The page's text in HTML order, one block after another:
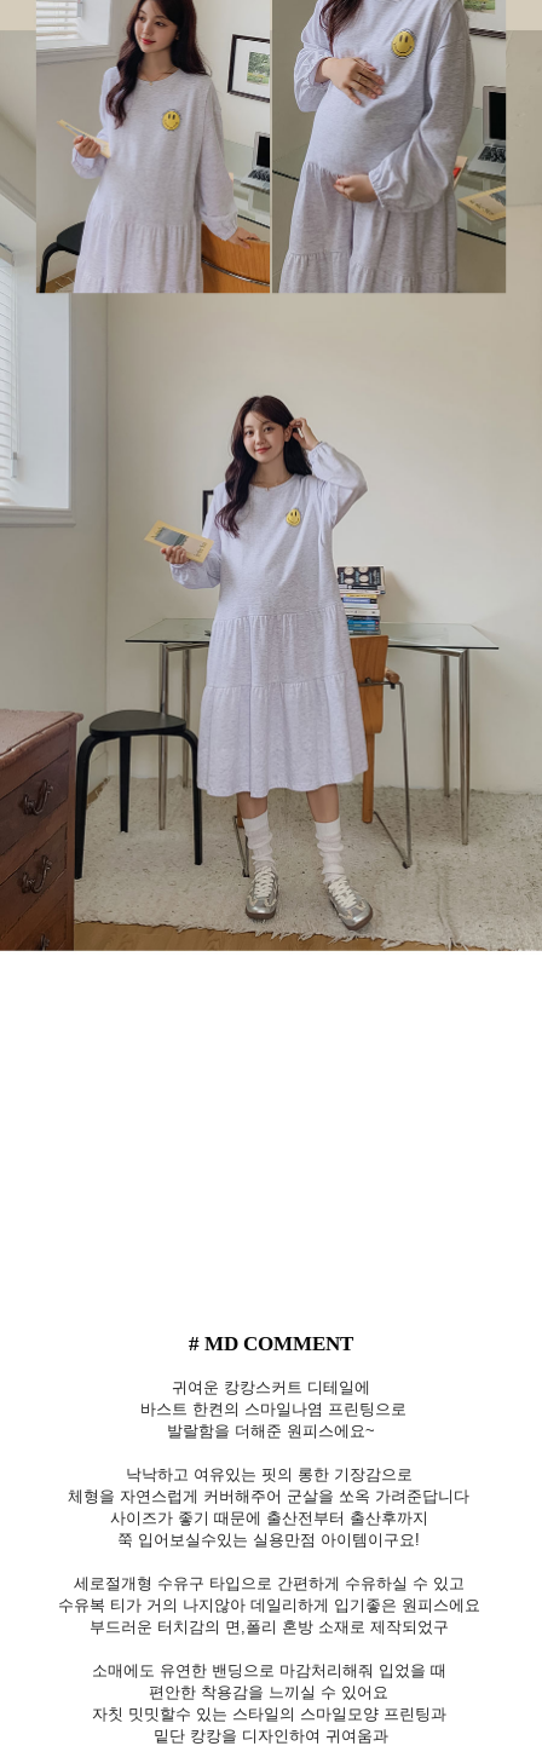
# MD COMMENT
귀여운 캉캉스커트 디테일에
바스트 한켠의 스마일나염 프린팅으로
발랄함을 더해준 원피스에요~
낙낙하고 여유있는 핏의 롱한 기장감으로
체형을 자연스럽게 커버해주어 군살을 쏘옥 가려준답니다
사이즈가 좋기 때문에 출산전부터 출산후까지
쭉 입어보실수있는 실용만점 아이템이구요!
세로절개형 수유구 타입으로 간편하게 수유하실 수 있고
수유복 티가 거의 나지않아 데일리하게 입기좋은 원피스에요
부드러운 터치감의 면,폴리 혼방 소재로 제작되었구
소매에도 유연한 밴딩으로 마감처리해줘 입었을 때
편안한 착용감을 느끼실 수 있어요
자칫 밋밋할수 있는 스타일의 스마일모양 프린팅과
밑단 캉캉을 디자인하여 귀여움과